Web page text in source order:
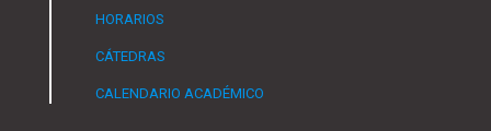
HORARIOS
CÁTEDRAS
CALENDARIO ACADÉMICO